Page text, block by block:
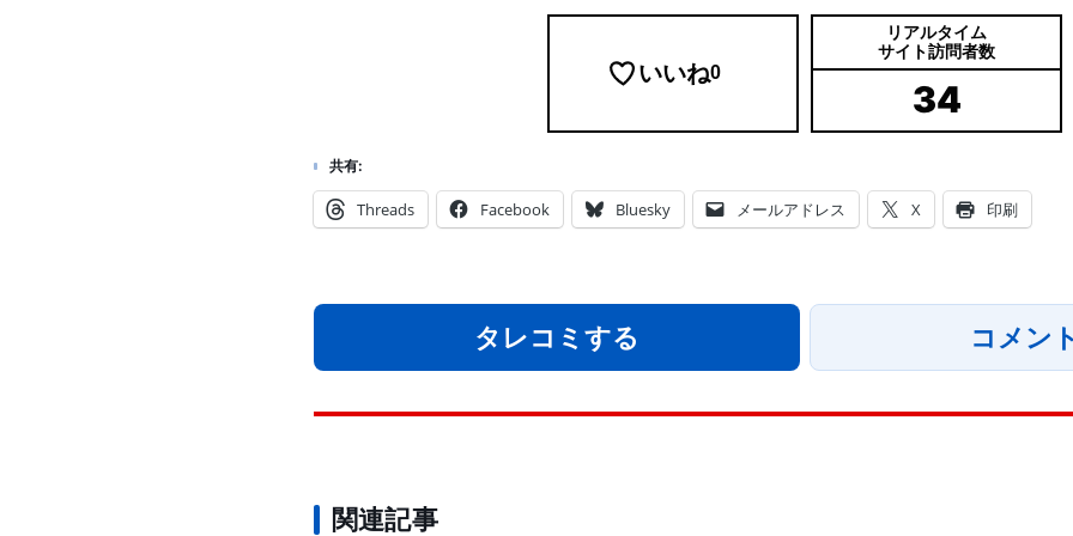
いいね0
リアルタイム
サイト訪問者数
34
共有:
Threads Facebook Bluesky メールアドレス X 印刷
タレコミする コメン
関連記事